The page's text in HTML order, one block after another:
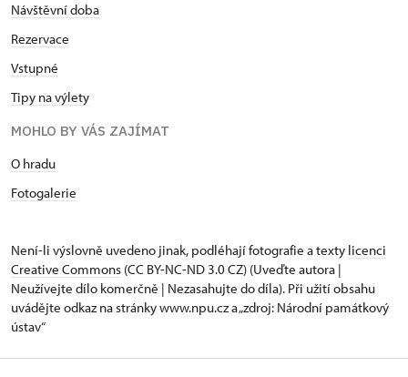
Návštěvní doba
Rezervace
Vstupné
Tipy na výlety
MOHLO BY VÁS ZAJÍMAT
O hradu
Fotogalerie
Není-li výslovně uvedeno jinak, podléhají fotografie a texty licenci
Creative Commons (CC BY-NC-ND 3.0 CZ) (Uveďte autora |
Neužívejte dílo komerčně | Nezasahujte do díla). Při užití obsahu
uvádějte odkaz na stránky www.npu.cz a „zdroj: Národní památkový
ústav“